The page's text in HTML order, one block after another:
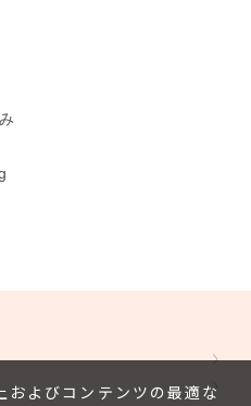
およびコンテンツの最適な